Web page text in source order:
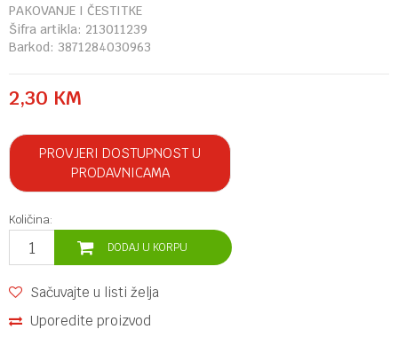
PAKOVANJE I ČESTITKE
Šifra artikla: 213011239
Barkod: 3871284030963
2,30 KM
PROVJERI DOSTUPNOST U
PRODAVNICAMA
Količina:
DODAJ U KORPU
Sačuvajte u listi želja
Uporedite proizvod